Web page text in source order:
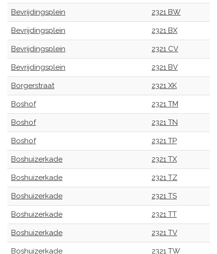
Bevrijdingsplein 2321 BW
Bevrijdingsplein 2321 BX
Bevrijdingsplein 2321 CV
Bevrijdingsplein 2321 BV
Borgerstraat 2321 XK
Boshof 2321 TM
Boshof 2321 TN
Boshof 2321 TP
Boshuizerkade 2321 TX
Boshuizerkade 2321 TZ
Boshuizerkade 2321 TS
Boshuizerkade 2321 TT
Boshuizerkade 2321 TV
Boshuizerkade 2321 TW